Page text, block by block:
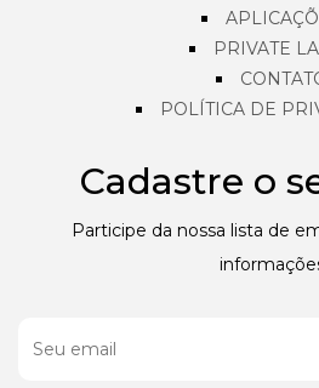
PRIVATE
POLÍTICA DE
Cadastre o
Participe da nossa lista de